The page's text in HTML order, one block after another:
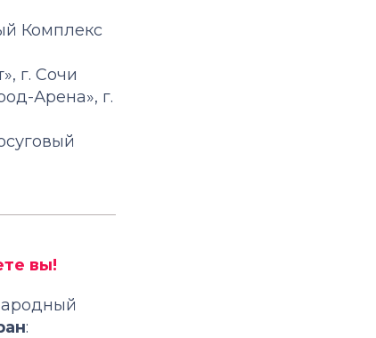
Комплекс
г. Сочи
Арена», г.
вы!
: